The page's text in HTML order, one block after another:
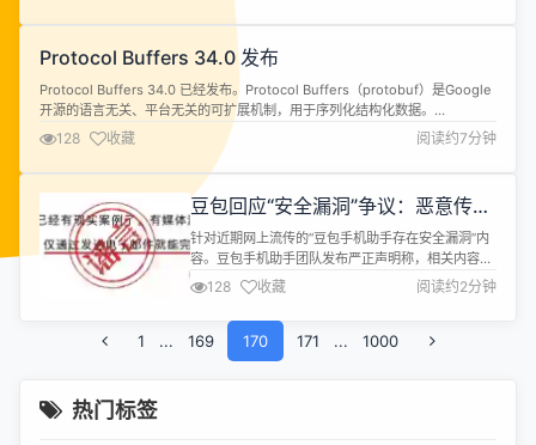
名与 PID 过滤（支持通配符） JSON 配置保存...
Protocol Buffers 34.0 发布
Protocol Buffers 34.0 已经发布。Protocol Buffers（protobuf）是Google
开源的语言无关、平台无关的可扩展机制，用于序列化结构化数据。
Announcements 此版本包含可能导致兼容性中断的破坏性变更，涉及以下语
言：Objective-C、Python、PHP、C++、Bazel [Objective-C]...
128 收藏 阅读约7分钟
豆包回应“安全漏洞”争议：恶意传播
并夸大漏洞风险
针对近期网上流传的“豆包手机助手存在安全漏洞”内
容。豆包手机助手团队发布严正声明称，相关内容系
恶意炒作，相关作者在未向厂商报告漏洞信息的情况
下，恶意传播并夸大漏洞风险。 声明如下： 一、字
节跳动高度重视用户信息安全，设有公开的安全漏洞
响应平台，为漏洞报告者提供丰厚奖励。截至目前，
我方并未收到豆包手机助手漏洞的详细报告，也未接
128 收藏 阅读约2分钟
1 ... 169 170 171 ... 1000
热门标签